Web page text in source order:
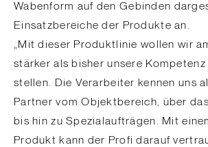
Wabenform auf den Gebinden
Einsatzbereiche der Produkte an.
„Mit dieser Produktlinie wollen wir
stärker als bisher unsere
stellen. Die Verarbeiter kennen uns
Partner vom Objektbereich, über
bis hin zu Spezialaufträgen. Mit
Produkt kann der Profi darauf